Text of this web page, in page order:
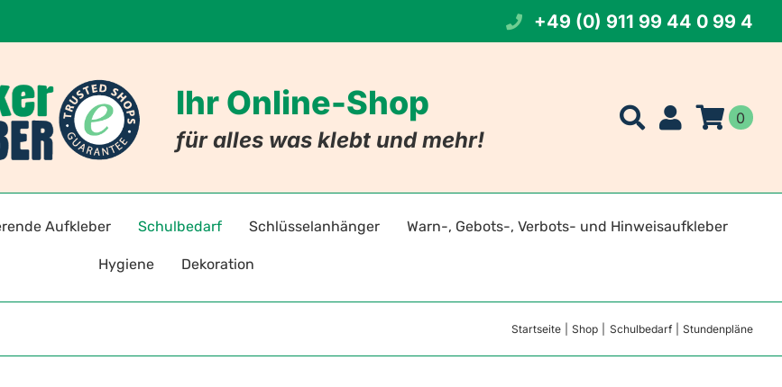
+49 (0) 911 99 44 0 99 4
Ihr Online-Shop
für alles was klebt und mehr!
0
Aufkleber
selbstklebend
Schulbedarf
Stift- und Heftaufkleber
Schlüsselanhänger
Schlüsselanhänger mit Namen
Warn-, Gebots-, Verbots- und Hinweisaufkleber
Warnzeichen
Hygiene Dekoration
Startseite Shop Schulbedarf Stundenpläne